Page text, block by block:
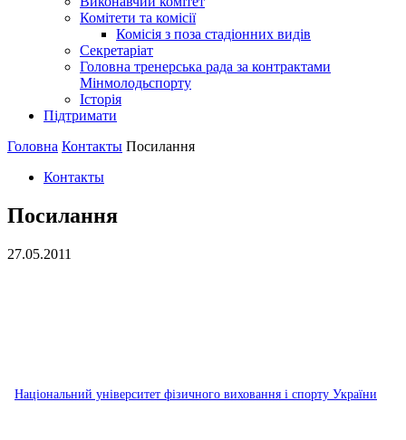
Комітети та комісії
Комісія з поза стадіонних видів
Секретаріат
Головна тренерська рада за контрактами
Мінмолодьспорту
Історія
Підтримати
Головна Контакты Посилання
Контакты
Посилання
27.05.2011
Національний університет фізичного виховання і спорту України